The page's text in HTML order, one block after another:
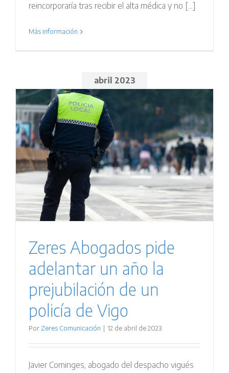
reincorporaría tras recibir el alta médica y no [...]
Más información
abril 2023
Zeres Abogados pide
adelantar un año la
prejubilación de un
policía de Vigo
Por Zeres Comunicación | 12 de abril de 2023
Javier Cominges, abogado del despacho vigués